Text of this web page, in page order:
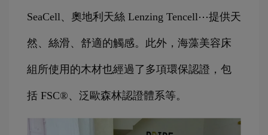
SeaCell、奧地利天絲 Lenzing Tencell⋯提供天
然、絲滑、舒適的觸感。此外，海藻美容床
組所使用的木材也經過了多項環保認證，包
括 FSC®、泛歐森林認證體系等。